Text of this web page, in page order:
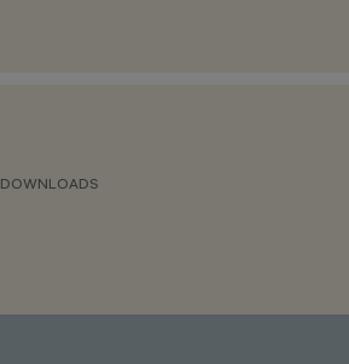
DOWNLOADS